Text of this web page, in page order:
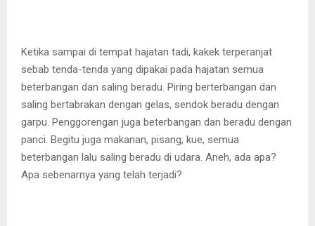
Ketika sampai di tempat hajatan tadi, kakek terperanjat
sebab tenda-tenda yang dipakai pada hajatan semua
beterbangan dan saling beradu. Piring berterbangan dan
saling bertabrakan dengan gelas, sendok beradu dengan
garpu. Penggorengan juga beterbangan dan beradu dengan
panci. Begitu juga makanan, pisang, kue, semua
beterbangan lalu saling beradu di udara. Aneh, ada apa?
Apa sebenarnya yang telah terjadi?